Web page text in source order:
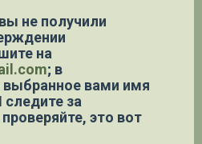
не получили
на
; в
выбранное вами имя
следите за
это вот